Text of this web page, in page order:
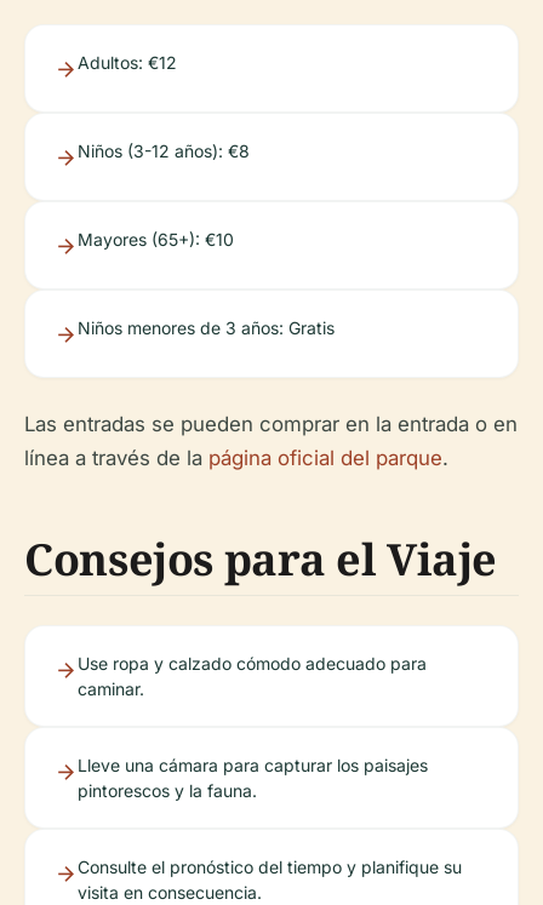
Adultos: €12
Niños (3-12 años): €8
Mayores (65+): €10
Niños menores de 3 años: Gratis
Las entradas se pueden comprar en la entrada o en
línea a través de la página oficial del parque.
Consejos para el Viaje
Use ropa y calzado cómodo adecuado para
caminar.
Lleve una cámara para capturar los paisajes
pintorescos y la fauna.
Consulte el pronóstico del tiempo y planifique su
visita en consecuencia.